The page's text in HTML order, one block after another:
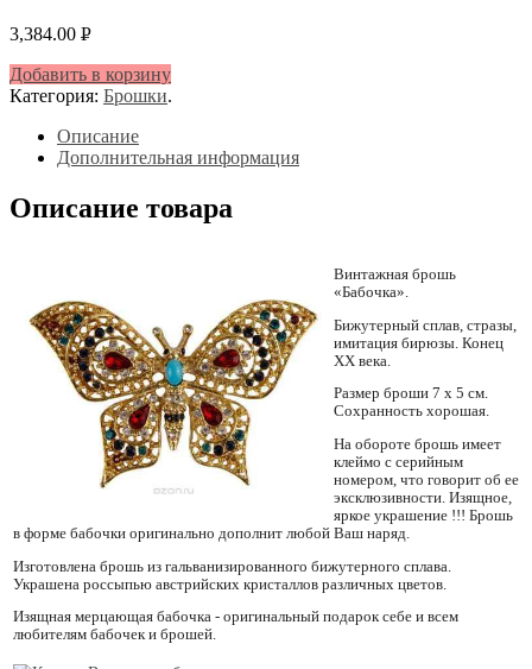
3,384.00 Р
Добавить в корзину
Категория: Брошки.
Описание
Дополнительная информация
Описание товара
Винтажная брошь
«Бабочка».
Бижутерный сплав, стразы,
имитация бирюзы. Конец
ХХ века.
Размер броши 7 х 5 см.
Сохранность хорошая.
На обороте брошь имеет
клеймо с серийным
номером, что говорит об ее
эксклюзивности. Изящное,
яркое украшение !!! Брошь
в форме бабочки оригинально дополнит любой Ваш наряд.
Изготовлена брошь из гальванизированного бижутерного сплава.
Украшена россыпью австрийских кристаллов различных цветов.
Изящная мерцающая бабочка - оригинальный подарок себе и всем
любителям бабочек и брошей.